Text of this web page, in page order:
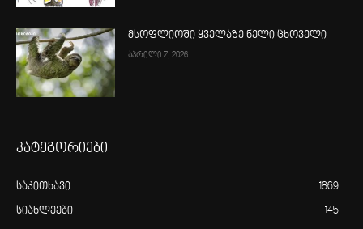
მსოფლიოში ყველაზე ნელი ცხოველი
აპრილი 7, 2026
კატეგორიები
საკითხავი 1869
სიახლეები 145